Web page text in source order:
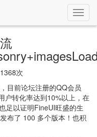
1368次
目前论坛注册的QQ会员
户转化率达到10%以上，在
足以证明FineUI旺盛的生
布了 100 多个版本！也积